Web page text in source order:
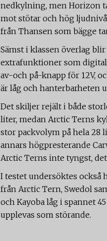
nedkylning, men Horizon
mot stötar och hög
från Thansen som bägge
Sämst i klassen överlag
extrafunktioner som
av-och på-knapp för 12V,
är låg och hanterbarheten
Det skiljer rejält i både
liter, medan Arctic Terns
stor packvolym på hela 28
annars högpresterande
Arctic Terns inte tyngst,
I testet undersöktes också
från Arctic Tern, Swedol
och Kayoba låg i spannet
upplevas som störande.